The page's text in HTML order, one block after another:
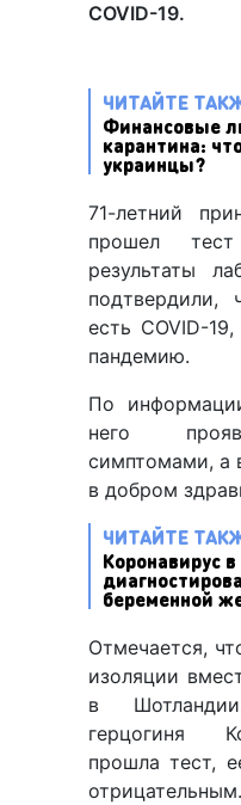
COVID-19.
ЧИТАЙТЕ
Финансовые
карантина:
украинцы?
71-летний
прошел
результаты
есть COVID-
пандемию.
По
него
симптомами, а
в добром
ЧИТАЙТЕ
Коронавирус
беременной
Отмечается,
изоляции
в
герцогиня
прошла тест,
отрицательным.